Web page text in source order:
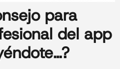
para
del app